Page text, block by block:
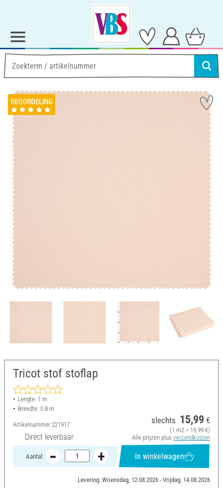
Tricot stof stoflap
Lengte: 1 m
Breedte: 0.8 m
Artikelnummer 221917
Direct leverbaar
slechts 15,99 €
(1 m2 = 19,99 €)
Alle prijzen plus verzendkosten
Aantal: In winkelwagen
Levering: Woensdag, 12.08.2026 - Vrijdag, 14.08.2026